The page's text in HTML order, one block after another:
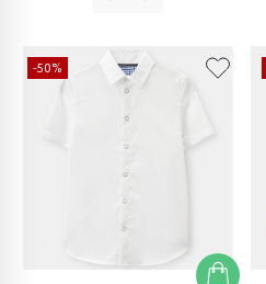
-50%